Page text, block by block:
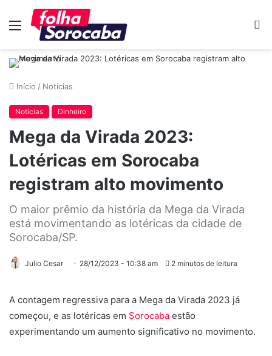
Menu
Início / Notícias
Notícias Dinheiro
Mega da Virada 2023:
Lotéricas em Sorocaba
registram alto movimento
O maior prêmio da história da Mega da Virada
está movimentando as lotéricas da cidade de
Sorocaba/SP.
Julio Cesar 28/12/2023 - 10:38 am 2 minutos de leitura
A contagem regressiva para a Mega da Virada 2023 já
começou, e as lotéricas em Sorocaba estão
experimentando um aumento significativo no movimento.